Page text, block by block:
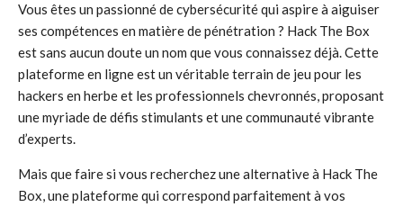
Vous êtes un passionné de cybersécurité qui aspire à aiguiser
ses compétences en matière de pénétration ? Hack The Box
est sans aucun doute un nom que vous connaissez déjà. Cette
plateforme en ligne est un véritable terrain de jeu pour les
hackers en herbe et les professionnels chevronnés, proposant
une myriade de défis stimulants et une communauté vibrante
d’experts.
Mais que faire si vous recherchez une alternative à Hack The
Box, une plateforme qui correspond parfaitement à vos